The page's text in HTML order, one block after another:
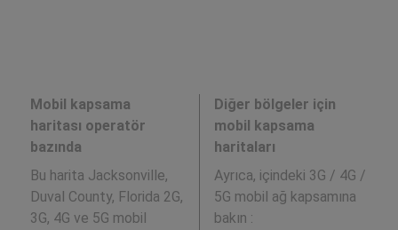
Mobil kapsama
haritası operatör
bazında
Bu harita Jacksonville,
Duval County, Florida 2G,
3G, 4G ve 5G mobil
Diğer bölgeler için
mobil kapsama
haritaları
Ayrıca, içindeki 3G / 4G /
5G mobil ağ kapsamına
bakın :